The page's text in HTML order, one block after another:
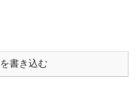
書き込む